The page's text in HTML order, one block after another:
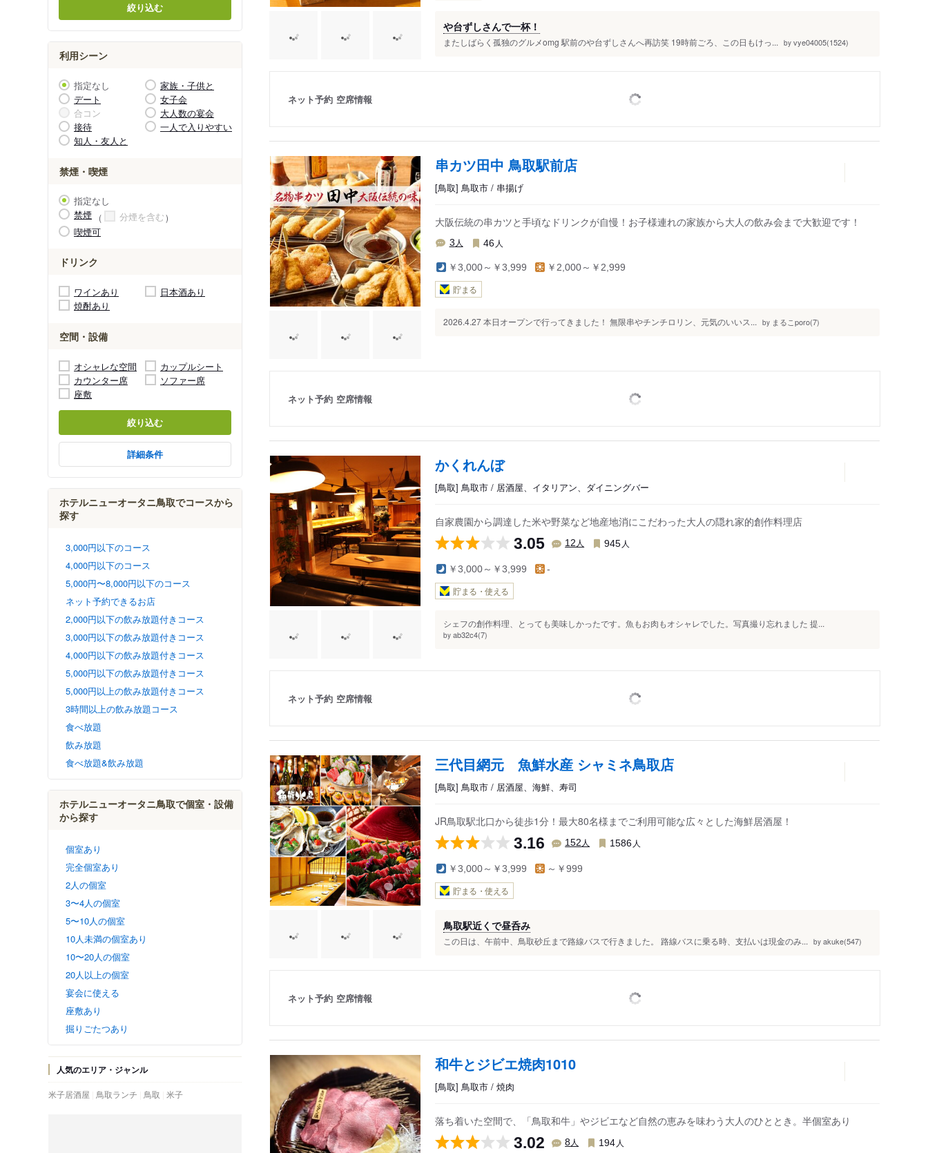
絞り込む
利用シーン
指定なし
家族・子供と
デート
女子会
合コン
大人数の宴会
接待
一人で入りやすい
知人・友人と
禁煙・喫煙
指定なし
禁煙
分煙を含む
喫煙可
ドリンク
ワインあり
日本酒あり
焼酎あり
空間・設備
オシャレな空間
カップルシート
カウンター席
ソファー席
座敷
絞り込む
詳細条件
ホテルニューオータニ鳥取でコースから
探す
3,000円以下のコース
4,000円以下のコース
5,000円〜8,000円以下のコース
ネット予約できるお店
2,000円以下の飲み放題付きコース
3,000円以下の飲み放題付きコース
4,000円以下の飲み放題付きコース
5,000円以下の飲み放題付きコース
5,000円以上の飲み放題付きコース
3時間以上の飲み放題コース
食べ放題
飲み放題
食べ放題&飲み放題
ホテルニューオータニ鳥取で個室・設備
から探す
個室あり
完全個室あり
2人の個室
3〜4人の個室
5〜10人の個室
10人未満の個室あり
10〜20人の個室
20人以上の個室
宴会に使える
座敷あり
掘りごたつあり
人気のエリア・ジャンル
米子居酒屋 鳥取ランチ 鳥取 米子
や台ずしさんで一杯！
またしばらく孤独のグルメomg 駅前のや台ずしさんへ再訪笑 19時前ごろ、この日もけっ... by vye04005(1524)
ネット予約 空席情報
串カツ田中 鳥取駅前店
[鳥取] 鳥取市 / 串揚げ
大阪伝統の串カツと手頃なドリンクが自慢！お子様連れの家族から大人の飲み会まで大歓迎です！
3 人 46 人
￥3,000～￥3,999 ￥2,000～￥2,999
貯まる
2026.4.27 本日オープンで行ってきました！ 無限串やチンチロリン、元気のいいス... by まるこporo(7)
ネット予約 空席情報
かくれんぼ
[鳥取] 鳥取市 / 居酒屋、イタリアン、ダイニングバー
自家農園から調達した米や野菜など地産地消にこだわった大人の隠れ家的創作料理店
3.05 12 人 945 人
￥3,000～￥3,999 -
貯まる・使える
シェフの創作料理、とっても美味しかったです。魚もお肉もオシャレでした。写真撮り忘れました 提...
by ab32c4(7)
ネット予約 空席情報
三代目網元 魚鮮水産 シャミネ鳥取店
[鳥取] 鳥取市 / 居酒屋、海鮮、寿司
JR鳥取駅北口から徒歩1分！最大80名様までご利用可能な広々とした海鮮居酒屋！
3.16 152 人 1586 人
￥3,000～￥3,999 ～￥999
貯まる・使える
鳥取駅近くで昼呑み
この日は、午前中、鳥取砂丘まで路線バスで行きました。 路線バスに乗る時、支払いは現金のみ... by akuke(547)
ネット予約 空席情報
和牛とジビエ焼肉1010
[鳥取] 鳥取市 / 焼肉
落ち着いた空間で、「鳥取和牛」やジビエなど自然の恵みを味わう大人のひととき。半個室あり
3.02 8人 194 人